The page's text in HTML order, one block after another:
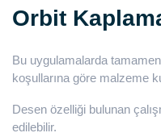
Orbit
Bu uygulamalarda
koşullarına göre malzeme
Desen özelliği bulunan
edilebilir.